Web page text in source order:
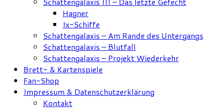
Hagner
Ix-Schiffe
Schattengalaxis – Am Rande des Untergangs
Schattengalaxis – Blutfall
Schattengalaxis – Projekt Wiederkehr
Brett- & Kartenspiele
Fan-Shop
Impressum & Datenschutzerklärung
Kontakt